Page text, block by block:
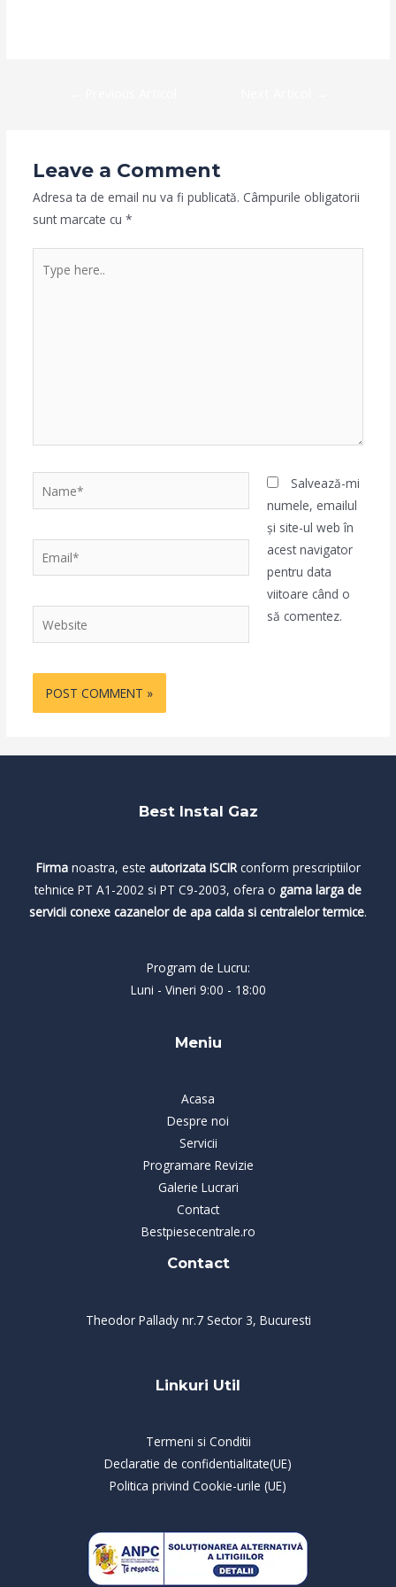
Leave a Comment
Adresa ta de email nu va fi publicată. Câmpurile obligatorii
sunt marcate cu *
here..
Email*
Website
Salvează-mi
numele, emailul
și site-ul web în
acest navigator
pentru data
viitoare când o
să comentez.
Best Instal Gaz
Firmanoastra, este autorizata ISCIRconform prescriptiilor
tehnice PT A1-2002 si PT C9-2003, ofera o gama larga de
servicii conexe cazanelor de apa calda si centralelor termice.
Program de Lucru:
Luni - Vineri 9:00 - 18:00
Meniu
Acasa
Despre noi
Servicii
Programare Revizie
Galerie Lucrari
Contact
Bestpiesecentrale.ro
Contact
Theodor Pallady nr.7 Sector 3, Bucuresti
Linkuri Util
Termeni si Conditii
Declaratie de confidentialitate(UE)
Politica privind Cookie-urile (UE)